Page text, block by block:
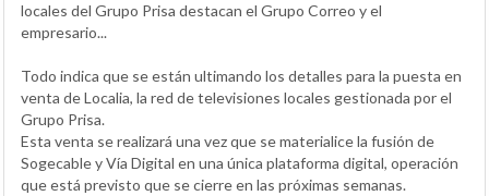
locales del Grupo Prisa destacan el Grupo Correo y el
empresario...
Todo indica que se están ultimando los detalles para la puesta en
venta de Localia, la red de televisiones locales gestionada por el
Grupo Prisa.
Esta venta se realizará una vez que se materialice la fusión de
Sogecable y Vía Digital en una única plataforma digital, operación
que está previsto que se cierre en las próximas semanas.